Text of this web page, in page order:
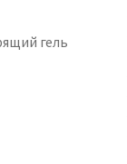
гель